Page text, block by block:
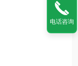
电话咨询